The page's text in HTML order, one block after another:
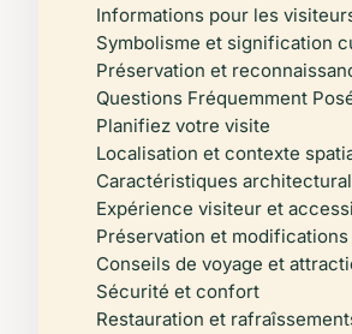
Informations pour les
Symbolisme et signification
Préservation et
Questions Fréquemment
Planifiez votre visite
Localisation et contexte
Caractéristiques
Expérience visiteur et
Préservation et modifications
Conseils de voyage et
Sécurité et confort
Restauration et